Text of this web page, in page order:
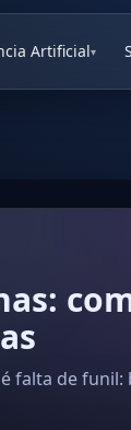
Artificial▾
falta de funil: